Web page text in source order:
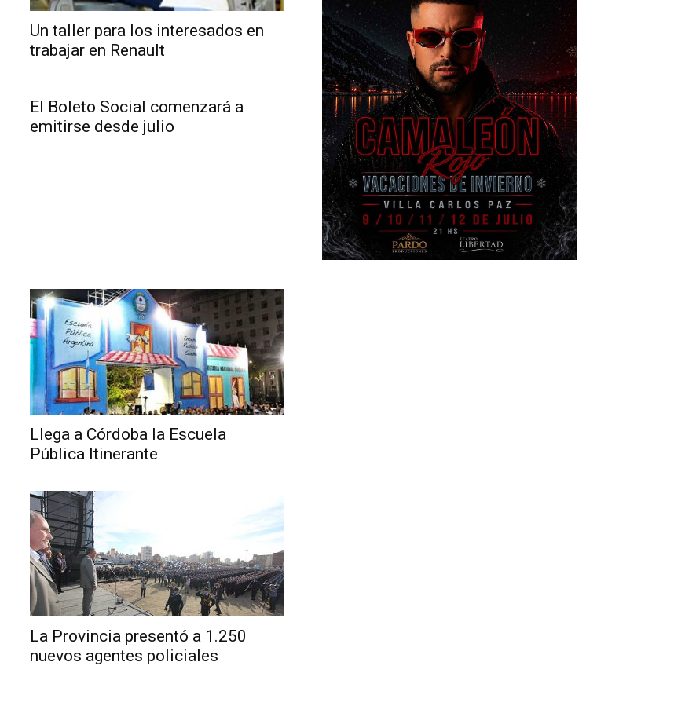
Un taller para los interesados en
trabajar en Renault
El Boleto Social comenzará a
emitirse desde julio
Llega a Córdoba la Escuela
Pública Itinerante
La Provincia presentó a 1.250
nuevos agentes policiales